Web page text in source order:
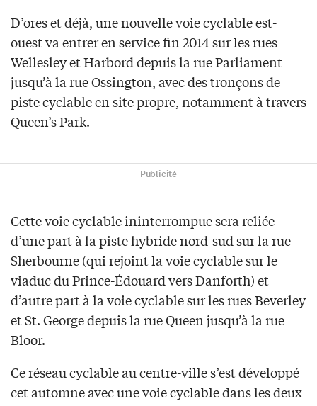
D’ores et déjà, une nouvelle voie cyclable est-
ouest va entrer en service fin 2014 sur les rues
Wellesley et Harbord depuis la rue Parliament
jusqu’à la rue Ossington, avec des tronçons de
piste cyclable en site propre, notamment à travers
Queen’s Park.
Publicité
Cette voie cyclable ininterrompue sera reliée
d’une part à la piste hybride nord-sud sur la rue
Sherbourne (qui rejoint la voie cyclable sur le
viaduc du Prince-Édouard vers Danforth) et
d’autre part à la voie cyclable sur les rues Beverley
et St. George depuis la rue Queen jusqu’à la rue
Bloor.
Ce réseau cyclable au centre-ville s’est développé
cet automne avec une voie cyclable dans les deux